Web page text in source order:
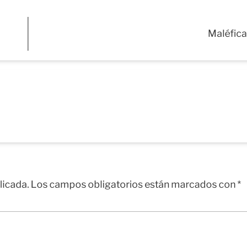
Maléfica
Los campos obligatorios están marcados con*